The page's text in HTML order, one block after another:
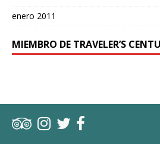
enero 2011
MIEMBRO DE TRAVELER’S